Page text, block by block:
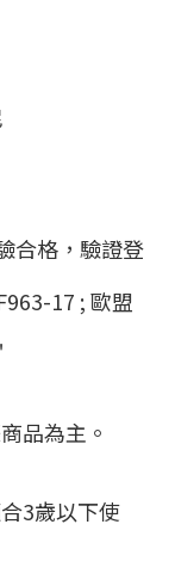
合格，驗證登
17 ; 歐盟
品為主。
3歲以下使